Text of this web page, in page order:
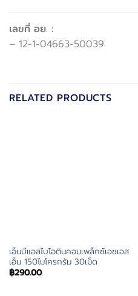
เลขที่ อย. :
– 12-1-04663-50039
RELATED PRODUCTS
เอ็นบีแอลไบโอตินคอมเพล็กซ์เอชเอส
เอ็น 150ไมโครกรัม 30เม็ด
฿290.00